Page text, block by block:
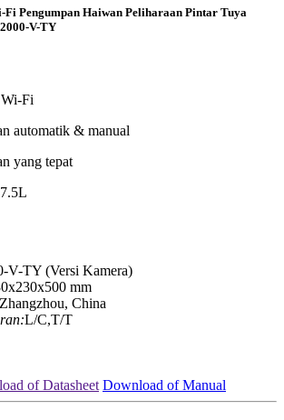
Pengumpan Haiwan Peliharaan Pintar Tuya
V-TY
Fi
automatik & manual
yang tepat
V-TY (Versi Kamera)
mm
Zhangzhou, China
L/C,T/T
of Datasheet Download of Manual